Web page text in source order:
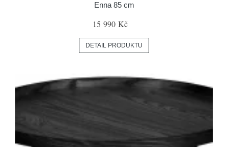
Enna 85 cm
15 990 Kč
DETAIL PRODUKTU